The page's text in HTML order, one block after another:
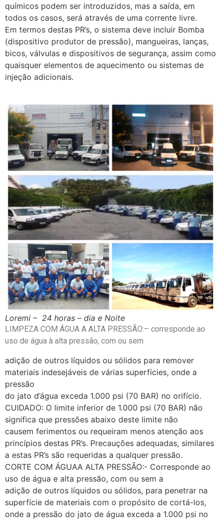
químicos podem ser introduzidos, mas a saída, em
todos os casos, será através de uma corrente livre.
Em termos destas PR’s, o sistema deve incluir Bomba
(dispositivo produtor de pressão), mangueiras, lanças,
bicos, válvulas e dispositivos de segurança, assim como
quaisquer elementos de aquecimento ou sistemas de
injeção adicionais.
Loremi – 24 horas – dia e Noite
LIMPEZA COM ÁGUA A ALTA PRESSÃO:– corresponde ao
uso de água à alta pressão, com ou sem
adição de outros líquidos ou sólidos para remover
materiais indesejáveis de várias superfícies, onde a
pressão
do jato d’água exceda 1.000 psi (70 BAR) no orifício.
CUIDADO: O limite inferior de 1.000 psi (70 BAR) não
significa que pressões abaixo deste limite não
causem ferimentos ou requeiram menos atenção aos
princípios destas PR’s. Precauções adequadas, similares
a estas PR’s são requeridas a qualquer pressão.
CORTE COM ÁGUAA ALTA PRESSÃO:- Corresponde ao
uso de água e alta pressão, com ou sem a
adição de outros líquidos ou sólidos, para penetrar na
superfície de materiais com o propósito de cortá-los,
onde a pressão do jato de água exceda a 1.000 psi no